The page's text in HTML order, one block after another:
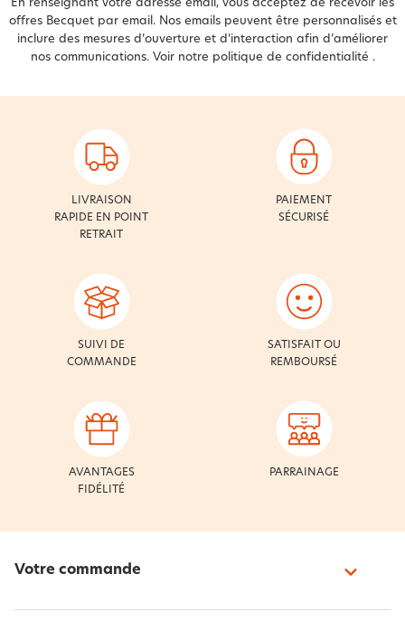
En renseignant votre adresse email, vous acceptez de recevoir les
offres Becquet par email. Nos emails peuvent être personnalisés et
inclure des mesures d’ouverture et d’interaction afin d’améliorer
nos communications. Voir notre politique de confidentialité .
LIVRAISON
RAPIDE EN POINT
RETRAIT
PAIEMENT
SÉCURISÉ
SUIVI DE
COMMANDE
SATISFAIT OU
REMBOURSÉ
AVANTAGES
FIDÉLITÉ
PARRAINAGE
Votre commande